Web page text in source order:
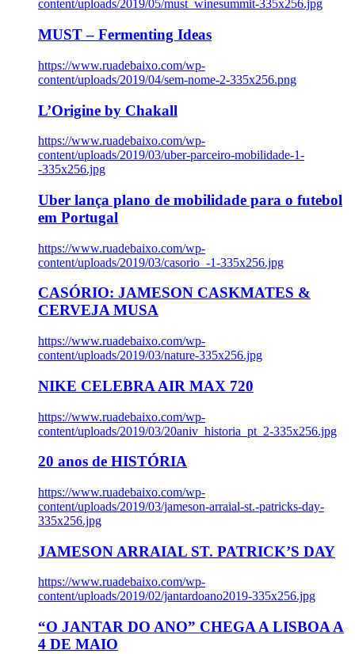
content/uploads/2019/05/must_winesummit-335x256.jpg
MUST – Fermenting Ideas
https://www.ruadebaixo.com/wp-
content/uploads/2019/04/sem-nome-2-335x256.png
L’Origine by Chakall
https://www.ruadebaixo.com/wp-
content/uploads/2019/03/uber-parceiro-mobilidade-1-
-335x256.jpg
Uber lança plano de mobilidade para o futebol
em Portugal
https://www.ruadebaixo.com/wp-
content/uploads/2019/03/casorio_-1-335x256.jpg
CASÓRIO: JAMESON CASKMATES &
CERVEJA MUSA
https://www.ruadebaixo.com/wp-
content/uploads/2019/03/nature-335x256.jpg
NIKE CELEBRA AIR MAX 720
https://www.ruadebaixo.com/wp-
content/uploads/2019/03/20aniv_historia_pt_2-335x256.jpg
20 anos de HISTÓRIA
https://www.ruadebaixo.com/wp-
content/uploads/2019/03/jameson-arraial-st.-patricks-day-
335x256.jpg
JAMESON ARRAIAL ST. PATRICK’S DAY
https://www.ruadebaixo.com/wp-
content/uploads/2019/02/jantardoano2019-335x256.jpg
“O JANTAR DO ANO” CHEGA A LISBOA A
4 DE MAIO